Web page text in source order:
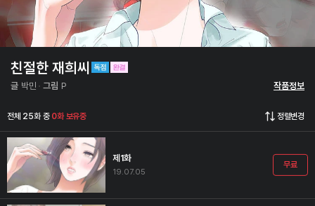
친절한 재희씨
글 박민 그림 P 작품정보
전체 25화 중 0화 보유중 정렬변경
제1화
19.07.05
무료